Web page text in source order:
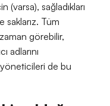
(varsa), sağladıkları
saklarız. Tüm
görebilir,
adlarını
de bu